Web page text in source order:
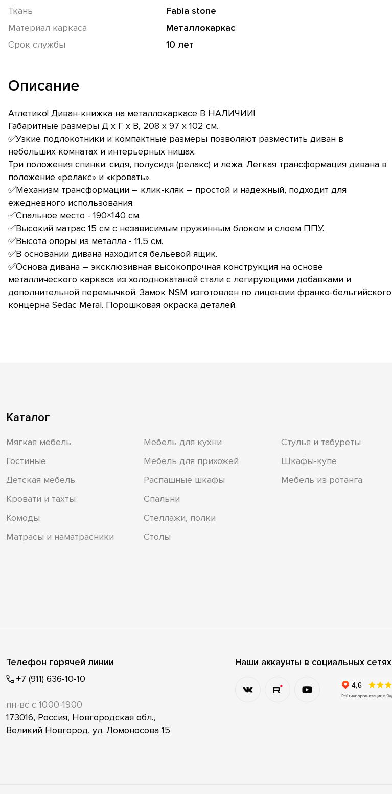
Ткань
Fabia stone
Материал каркаса
Металлокаркас
Срок службы
10 лет
Описание
Атлетико! Диван-книжка на металлокаркасе В НАЛИЧИИ!
Габаритные размеры Д х Г х В, 208 х 97 х 102 см.
✅Узкие подлокотники и компактные размеры позволяют разместить диван в
небольших комнатах и интерьерных нишах.
Три положения спинки: сидя, полусидя (релакс) и лежа. Легкая трансформация дивана в
положение «релакс» и «кровать».
✅Механизм трансформации – клик-кляк – простой и надежный, подходит для
ежедневного использования.
✅Спальное место - 190×140 см.
✅Высокий матрас 15 см с независимым пружинным блоком и слоем ППУ.
✅Высота опоры из металла - 11,5 см.
✅В основании дивана находится бельевой ящик.
✅Основа дивана – эксклюзивная высокопрочная конструкция на основе
металлического каркаса из холоднокатаной стали с легирующими добавками и
дополнительной перемычкой. Замок NSM изготовлен по лицензии франко-бельгийского
концерна Sedac Meral. Порошковая окраска деталей.
Каталог
Мягкая мебель
Гостиные
Детская мебель
Кровати и тахты
Комоды
Матрасы и наматрасники
Мебель для кухни
Мебель для прихожей
Распашные шкафы
Спальни
Стеллажи, полки
Столы
Стулья и табуреты
Шкафы-купе
Мебель из ротанга
Телефон горячей линии
+7 (911) 636-10-10
пн-вс с 10.00-19.00
173016, Россия, Новгородская обл.,
Великий Новгород, ул. Ломоносова 15
Наши аккаунты в социальных сетях